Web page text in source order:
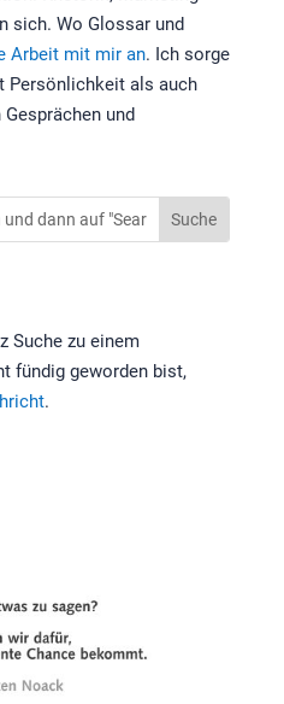
sich. Wo Glossar und
Arbeit mit mir an. Ich sorge
Persönlichkeit als auch
und
Suche zu einem
fündig geworden bist,
.